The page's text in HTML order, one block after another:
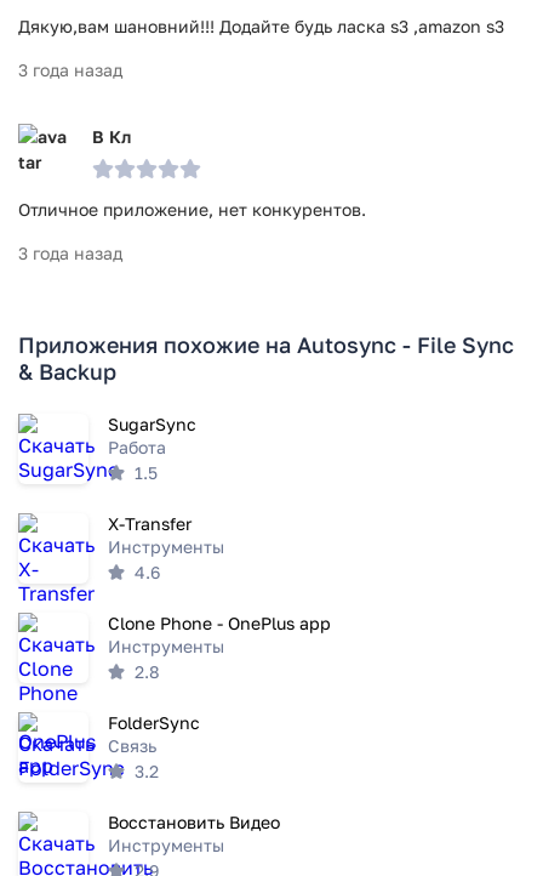
Дякую,вам шановний!!! Додайте будь ласка s3 ,amazon s3
3 года назад
В Кл
Отличное приложение, нет конкурентов.
3 года назад
Приложения похожие на Autosync - File Sync
& Backup
SugarSync
Работа
1.5
X-Transfer
Инструменты
4.6
Clone Phone - OnePlus app
Инструменты
2.8
FolderSync
Связь
3.2
Восстановить Видео
Инструменты
2.9